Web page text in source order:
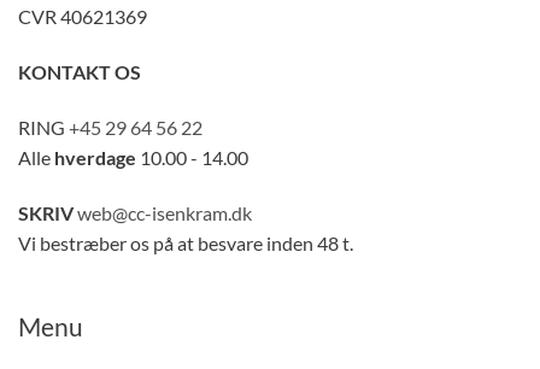
CVR 40621369
KONTAKT OS
RING +45 29 64 56 22
Alle hverdage 10.00 - 14.00
SKRIVweb@cc-isenkram.dk
Vi bestræber os på at besvare inden 48 t.
Menu